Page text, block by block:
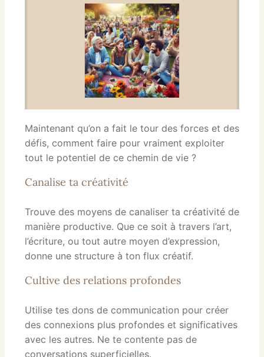
Maintenant qu’on a fait le tour des forces et des
défis, comment faire pour vraiment exploiter
tout le potentiel de ce chemin de vie ?
Canalise ta créativité
Trouve des moyens de canaliser ta créativité de
manière productive. Que ce soit à travers l’art,
l’écriture, ou tout autre moyen d’expression,
donne une structure à ton flux créatif.
Cultive des relations profondes
Utilise tes dons de communication pour créer
des connexions plus profondes et significatives
avec les autres. Ne te contente pas de
conversations superficielles.